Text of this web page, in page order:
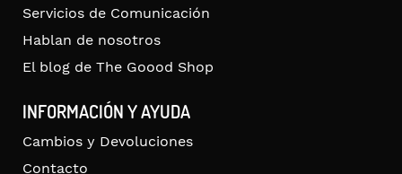
Servicios de Comunicación
Hablan de nosotros
El blog de The Goood Shop
INFORMACIÓN Y AYUDA
Cambios y Devoluciones
Contacto